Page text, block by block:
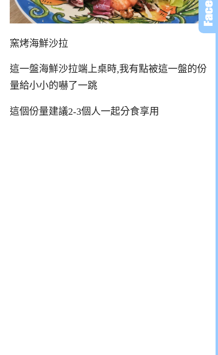
窯烤海鮮沙拉
這一盤海鮮沙拉端上桌時,我有點被這一盤的份
量給小小的嚇了一跳
這個份量建議2-3個人一起分食享用